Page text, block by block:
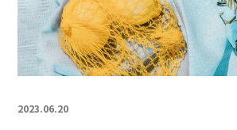
フェイシャルエステ
ボディエステ
メンズ脱毛脱毛
2023.06.20